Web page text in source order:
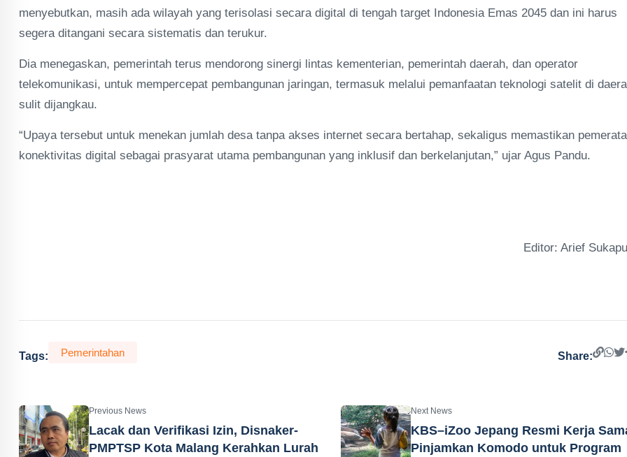
menyebutkan, masih ada wilayah yang terisolasi secara digital di tengah target Indonesia Emas 2045 dan ini harus
segera ditangani secara sistematis dan terukur.
Dia menegaskan, pemerintah terus mendorong sinergi lintas kementerian, pemerintah daerah, dan operator
telekomunikasi, untuk mempercepat pembangunan jaringan, termasuk melalui pemanfaatan teknologi satelit di
sulit dijangkau.
“Upaya tersebut untuk menekan jumlah desa tanpa akses internet secara bertahap, sekaligus memastikan
konektivitas digital sebagai prasyarat utama pembangunan yang inklusif dan berkelanjutan,” ujar Agus Pandu.
Editor: Arief
Tags: Pemerintahan Share:
Previous News
Lacak dan Verifikasi Izin, Disnaker-
PMPTSP Kota Malang Kerahkan Lurah
Next News
KBS–iZoo Jepang Resmi Kerja
Pinjamkan Komodo untuk Program